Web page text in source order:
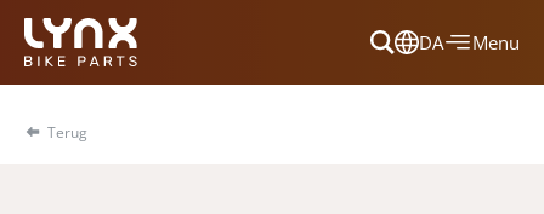
DA
Dansk
Menu
Terug